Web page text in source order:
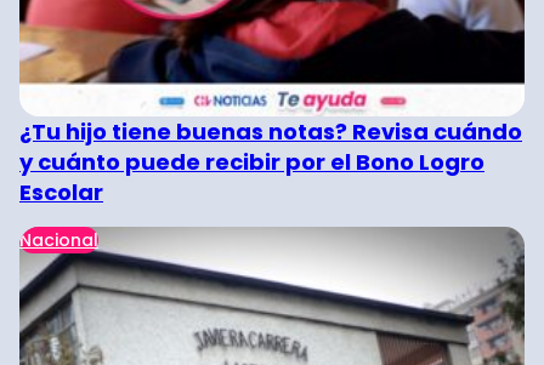
¿Tu hijo tiene buenas notas? Revisa cuándo
y cuánto puede recibir por el Bono Logro
Escolar
Nacional